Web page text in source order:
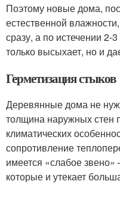
Поэтому новые дома,
естественной
сразу, а по истечении 2-
только высыхает, но и
Герметизация стыков
Деревянные дома не
толщина наружных стен
климатических
сопротивление
имеется «слабое
которые и утекает